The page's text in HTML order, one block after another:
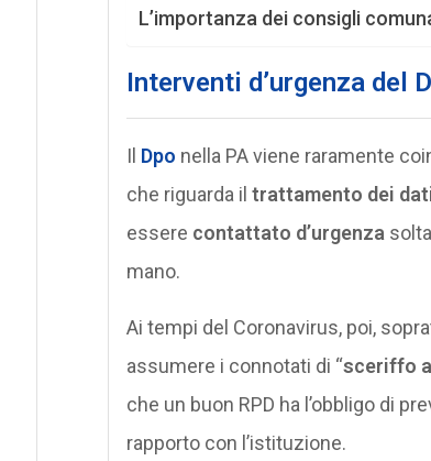
L’importanza dei consigli
Interventi d’urgenza del
Il Dpo nella PA viene raramente
che riguarda il trattamento dei
essere contattato d’urgenza
mano.
Ai tempi del Coronavirus, poi,
assumere i connotati di “sceriffo
che un buon RPD ha l’obbligo di
rapporto con l’istituzione.